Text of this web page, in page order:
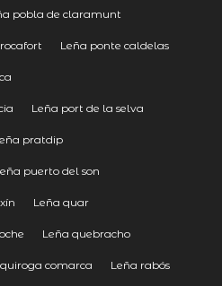
pobla de claramunt
Leña ponte caldelas
Leña port de la selva
pratdip
puerto del son
Leña quar
Leña quebracho
comarca Leña rabós